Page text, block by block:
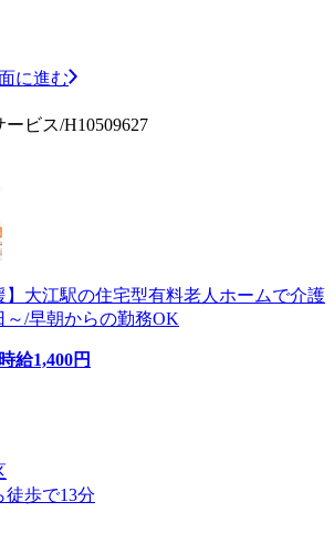
に進む
ビス/H10509627
】大江駅の住宅型有料老人ホームで介護
～/早朝からの勤務OK
時給1,400円
徒歩で13分